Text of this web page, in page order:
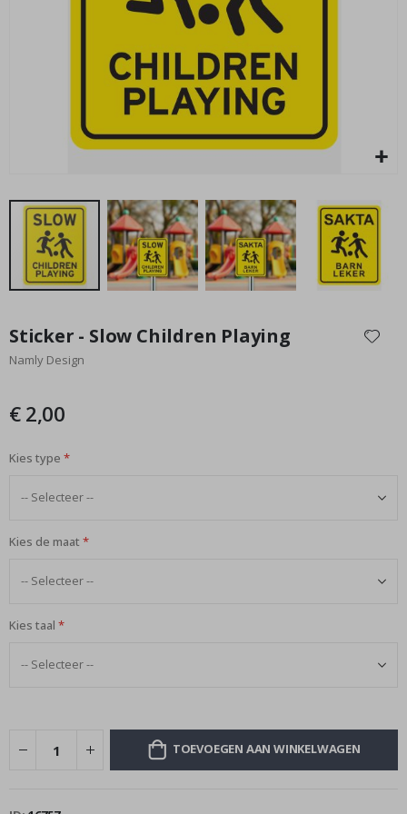
23,00 € Special
Price
18,40 €
naar
het
begin
afbeeldingen-
Sticker - Slow Children Playing
Namly Design
€ 2,00
Kies type
Kies de maat
Kies taal
TOEVOEGEN AAN WINKELWAGEN